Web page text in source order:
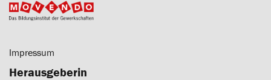
Impressum
Herausgeberin